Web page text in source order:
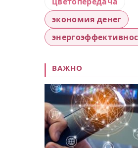
экономия денег
ВАЖНО